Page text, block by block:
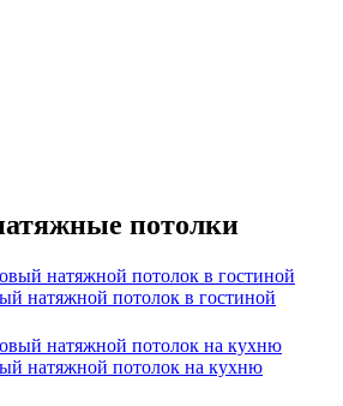
потолки
натяжной потолок в гостиной
натяжной потолок на кухню